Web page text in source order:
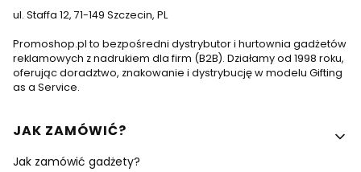
ul. Staffa 12, 71-149 Szczecin, PL
Promoshop.pl to bezpośredni dystrybutor i hurtownia gadżetów
reklamowych z nadrukiem dla firm (B2B). Działamy od 1998 roku,
oferując doradztwo, znakowanie i dystrybucję w modelu Gifting
as a Service.
Linki w stopce
JAK ZAMÓWIĆ?
Jak zamówić gadżety?